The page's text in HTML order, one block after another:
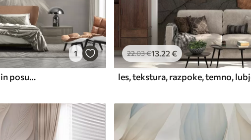
1
Mehko, puhasto belo perje in posušeno cvetje na nevtralnem pastelno bež ozadju
22.03€13.22 €